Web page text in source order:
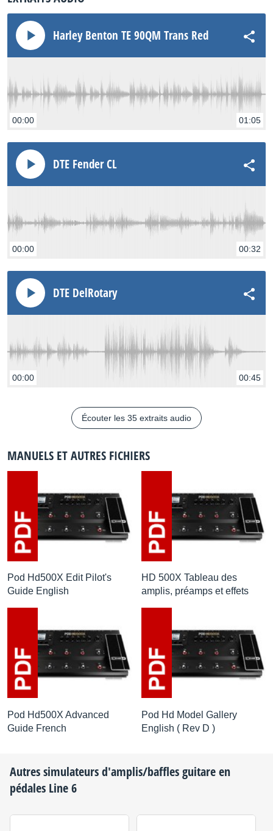
Harley Benton TE 90QM Trans Red
00:00 01:05
DTE Fender CL
00:00 00:32
DTE DelRotary
00:00 00:45
Écouter les 35 extraits audio
MANUELS ET AUTRES FICHIERS
Pod Hd500X Edit Pilot's
Guide English
HD 500X Tableau des
amplis, préamps et effets
Pod Hd500X Advanced
Guide French
Pod Hd Model Gallery
English ( Rev D )
Autres simulateurs d'amplis/baffles guitare en
pédales Line 6